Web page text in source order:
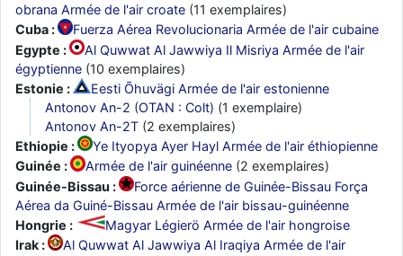
obrana Armée de l'air croate (11 exemplaires)
Cuba :
Fuerza Aérea Revolucionaria Armée de l'air cubaine
Egypte :
Al Quwwat Al Jawwiya Il Misriya Armée de l'air
égyptienne (10 exemplaires)
Estonie :
Eesti Õhuvägi Armée de l'air estonienne
Antonov An-2 (OTAN : Colt) (1 exemplaire)
Antonov An-2T (2 exemplaires)
Ethiopie :
Ye Ityopya Ayer Hayl Armée de l'air éthiopienne
Guinée :
Armée de l'air guinéenne (2 exemplaires)
Guinée-Bissau :
Force aérienne de Guinée-Bissau Força
Aérea da Guiné-Bissau Armée de l'air bissau-guinéenne
Hongrie :
Magyar Légierö Armée de l'air hongroise
Irak :
Al Quwwat Al Jawwiya Al Iraqiya Armée de l'air